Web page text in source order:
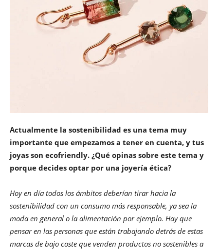
Actualmente la sostenibilidad es una tema muy
importante que empezamos a tener en cuenta, y tus
joyas son ecofriendly. ¿Qué opinas sobre este tema y
porque decides optar por una joyería ética?
Hoy en día todos los ámbitos deberían tirar hacia la
sostenibilidad con un consumo más responsable, ya sea la
moda en general o la alimentación por ejemplo. Hay que
pensar en las personas que están trabajando detrás de estas
marcas de bajo coste que venden productos no sostenibles a